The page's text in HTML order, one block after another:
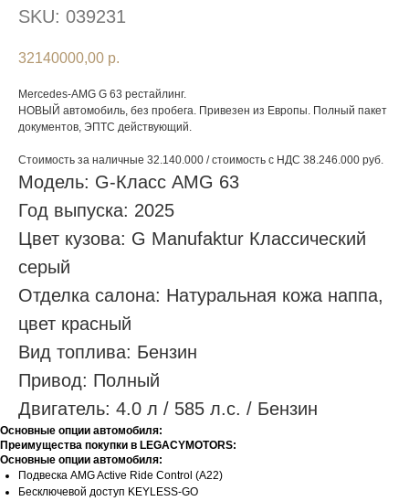
SKU: 039231
32140000,00 р.
Mercedes-AMG G 63 рестайлинг.
НОВЫЙ автомобиль, без пробега. Привезен из Европы. Полный пакет
документов, ЭПТС действующий.
Стоимость за наличные 32.140.000 / стоимость с НДС 38.246.000 руб.
Модель: G-Класс AMG 63
Год выпуска: 2025
Цвет кузова: G Manufaktur Классический
серый
Отделка салона: Натуральная кожа наппа,
цвет красный
Вид топлива: Бензин
Привод: Полный
Двигатель: 4.0 л / 585 л.с. / Бензин
Основные опции автомобиля:
Преимущества покупки в LEGACYMOTORS:
Основные опции автомобиля:
Подвеска AMG Active Ride Control (A22)
Бесключевой доступ KEYLESS-GО